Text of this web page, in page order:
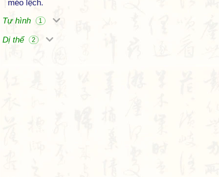
méo lệch.
Tự hình
1
Dị thể 2